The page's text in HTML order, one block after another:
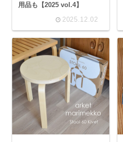
用品も【2025 vol.4】
2025.12.02